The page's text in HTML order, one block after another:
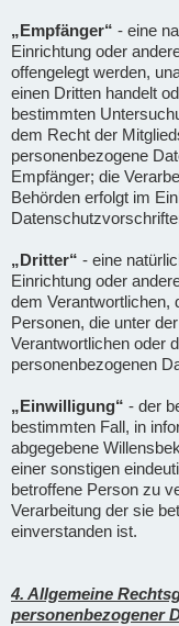
„Empfänger“ - eine
Einrichtung oder
offengelegt werden,
einen Dritten handelt
bestimmten
dem Recht der
personenbezogene
Empfänger; die
Behörden erfolgt im
„Dritter“ - eine
Einrichtung oder
dem Verantwortlichen,
Personen, die unter
Verantwortlichen oder
personenbezogenen
„Einwilligung“ - der
bestimmten Fall, in
abgegebene
einer sonstigen
betroffene Person zu
Verarbeitung der sie
einverstanden ist.
4. Allgemeine
personenbezogener